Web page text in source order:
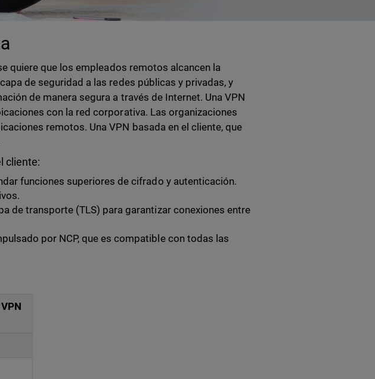
quiere que los empleados remotos alcancen la
de seguridad a las redes públicas y privadas, y
de manera segura a través de Internet. Una VPN
con la red corporativa. Las organizaciones
remotos. Una VPN basada en el cliente, que
cliente:
funciones superiores de cifrado y autenticación.
de transporte (TLS) para garantizar conexiones entre
por NCP, que es compatible con todas las